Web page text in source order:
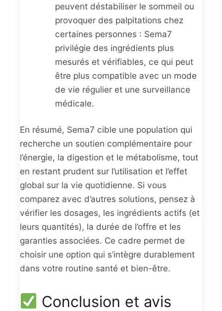
peuvent déstabiliser le sommeil ou
provoquer des palpitations chez
certaines personnes : Sema7
privilégie des ingrédients plus
mesurés et vérifiables, ce qui peut
être plus compatible avec un mode
de vie régulier et une surveillance
médicale.
En résumé, Sema7 cible une population qui
recherche un soutien complémentaire pour
l’énergie, la digestion et le métabolisme, tout
en restant prudent sur l’utilisation et l’effet
global sur la vie quotidienne. Si vous
comparez avec d’autres solutions, pensez à
vérifier les dosages, les ingrédients actifs (et
leurs quantités), la durée de l’offre et les
garanties associées. Ce cadre permet de
choisir une option qui s’intègre durablement
dans votre routine santé et bien-être.
Conclusion et avis